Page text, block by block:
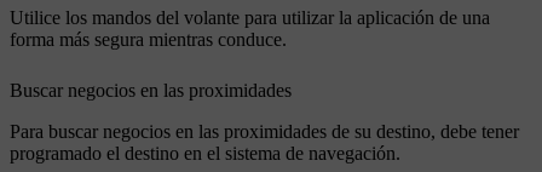
Utilice los mandos del volante para utilizar la aplicación de una
forma más segura mientras conduce.
Buscar negocios en las proximidades
Para buscar negocios en las proximidades de su destino, debe tener
programado el destino en el sistema de navegación.